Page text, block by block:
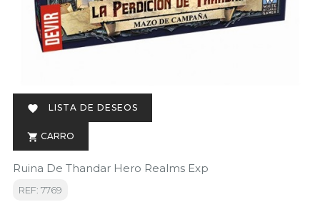
 LISTA DE DESEOS
 CARRO
Ruina De Thandar Hero Realms Exp
REF: 7769